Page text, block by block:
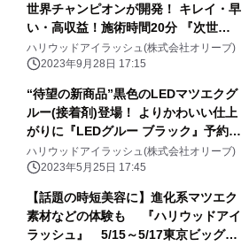
世界チャンピオンが開発！ キレイ・早
い・高収益！施術時間20分 『次世代
ボリュームまつエクサロン』FC募集開
始
ハリウッドアイラッシュ(株式会社オリーブ)
2023年9月28日 17:15
“待望の新商品”黒色のLEDマツエクグ
ルー(接着剤)登場！ よりかわいい仕上
がりに『LEDグルー ブラック』予約受
付開始
ハリウッドアイラッシュ(株式会社オリーブ)
2023年5月25日 17:45
【話題の時短美容に】進化系マツエク
素材などの体験も 『ハリウッドアイ
ラッシュ』 5/15～5/17東京ビッグサ